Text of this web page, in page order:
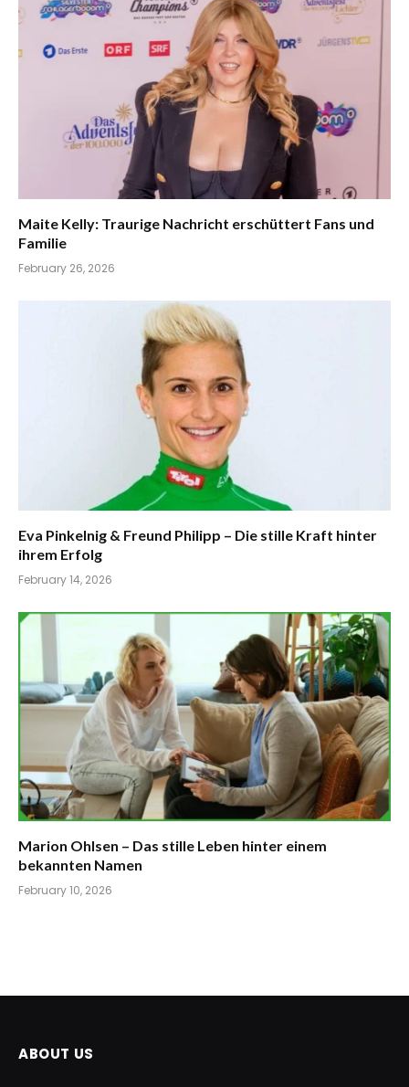
Maite Kelly: Traurige Nachricht erschüttert Fans und
Familie
February 26, 2026
Eva Pinkelnig & Freund Philipp – Die stille Kraft hinter
ihrem Erfolg
February 14, 2026
Marion Ohlsen – Das stille Leben hinter einem
bekannten Namen
February 10, 2026
ABOUT US